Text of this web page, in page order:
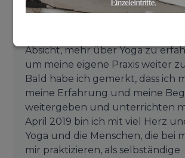
und begann meine erste
Absicht, mehr über Yoga zu
um meine eigene Praxis weiter
Bald habe ich gemerkt, dass ich
meine Erfahrung und meine
weitergeben und unterrichten
April 2019 bin ich mit viel Herz
Yoga und die Menschen, die bei
mir praktizieren, als selbständige